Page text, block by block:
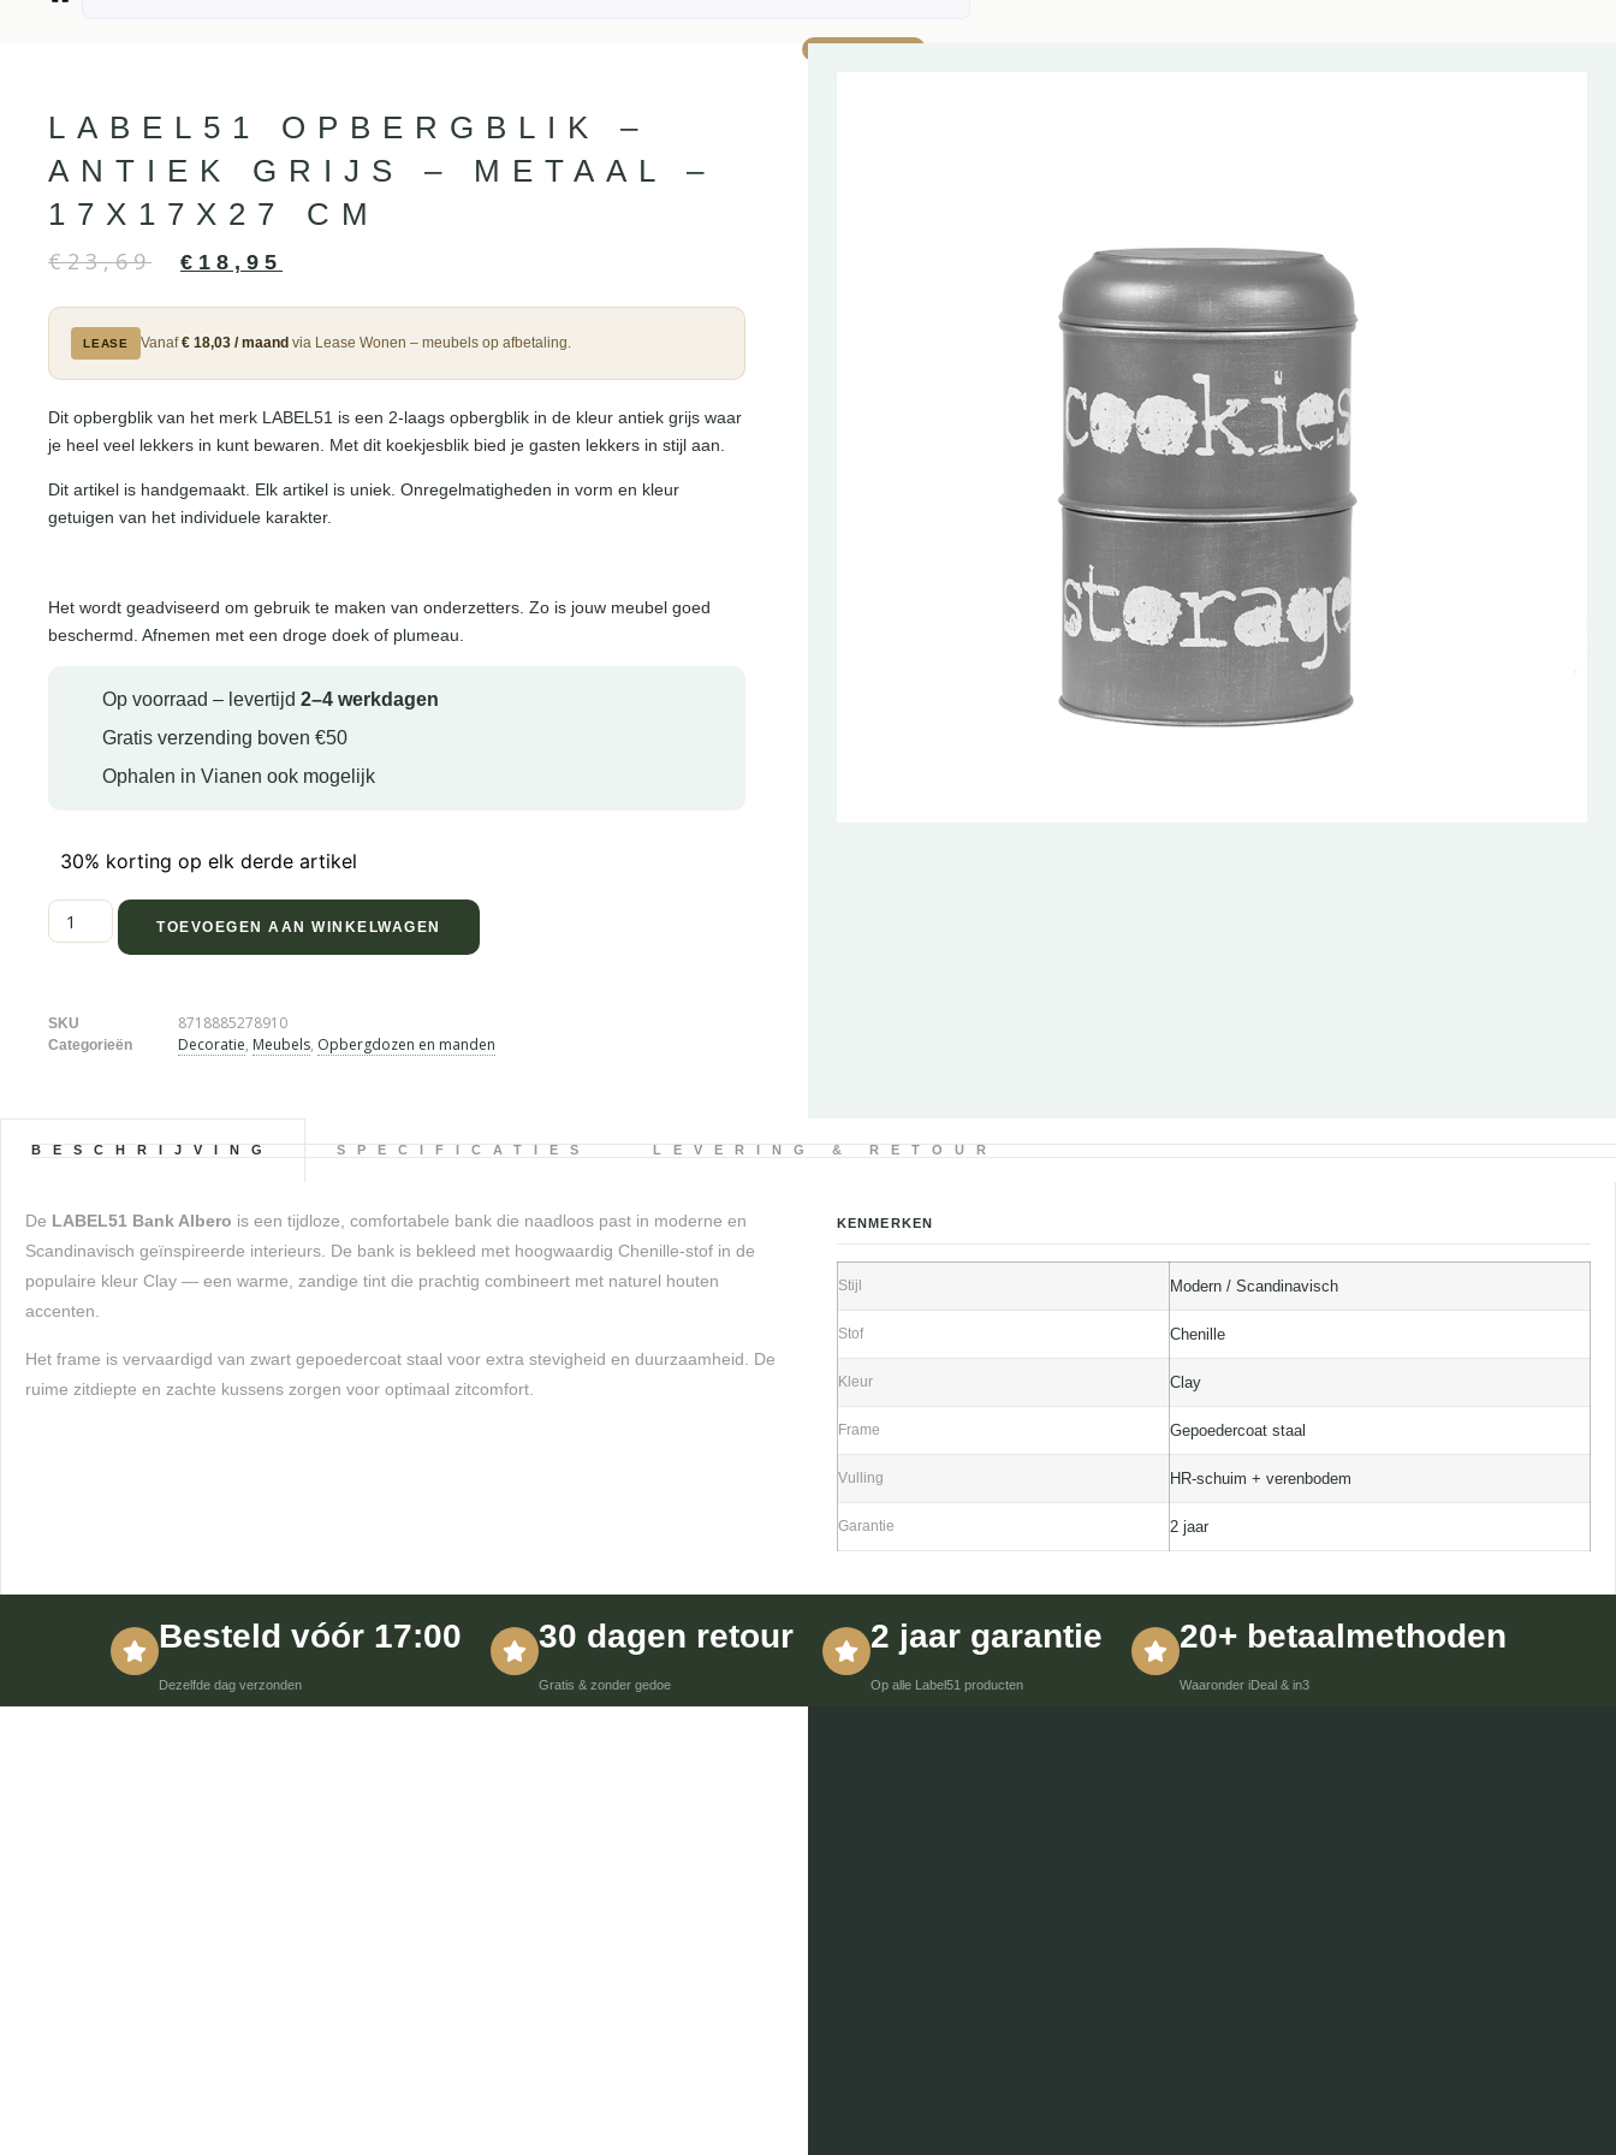
LABEL51 OPBERGBLIK –
ANTIEK GRIJS – METAAL –
17X17X27 CM
€23,69 € 18,95
LEASE Vanaf€ 18,03 / maand via Lease Wonen – meubels op afbetaling.
Dit opbergblik van het merk LABEL51 is een 2-laags opbergblik in de kleur antiek grijs waar
je heel veel lekkers in kunt bewaren. Met dit koekjesblik bied je gasten lekkers in stijl aan.
Dit artikel is handgemaakt. Elk artikel is uniek. Onregelmatigheden in vorm en kleur
getuigen van het individuele karakter.
Het wordt geadviseerd om gebruik te maken van onderzetters. Zo is jouw meubel goed
beschermd. Afnemen met een droge doek of plumeau.
Op voorraad – levertijd 2–4 werkdagen
Gratis verzending boven €50
Ophalen in Vianen ook mogelijk
30% korting op elk derde artikel
TOEVOEGEN AAN WINKELWAGEN
SKU 8718885278910
Categorieën Decoratie, Meubels, Opbergdozen en manden
BESCHRIJVING SPECIFICATIES LEVERING & RETOUR
De LABEL51 Bank Albero is een tijdloze, comfortabele bank die naadloos past in moderne en
Scandinavisch geïnspireerde interieurs. De bank is bekleed met hoogwaardig Chenille-stof in de
populaire kleur Clay — een warme, zandige tint die prachtig combineert met naturel houten
accenten.
Het frame is vervaardigd van zwart gepoedercoat staal voor extra stevigheid en duurzaamheid. De
ruime zitdiepte en zachte kussens zorgen voor optimaal zitcomfort.
KENMERKEN
Stijl Modern / Scandinavisch
Stof Chenille
Kleur Clay
Frame Gepoedercoat staal
Vulling HR-schuim + verenbodem
Garantie 2 jaar
Besteld vóór 17:00
Dezelfde dag verzonden
30 dagen retour
Gratis & zonder gedoe
2 jaar garantie
Op alle Label51 producten
20+ betaalmethoden
Waaronder iDeal & in3